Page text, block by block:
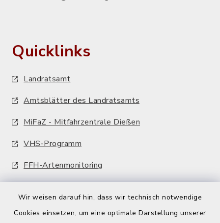
Wir weisen darauf hin, dass wir technisch notwendige
Cookies einsetzen, um eine optimale Darstellung unserer
Quicklinks
Landratsamt
Amtsblätter des Landratsamts
MiFaZ - Mitfahrzentrale Dießen
VHS-Programm
FFH-Artenmonitoring